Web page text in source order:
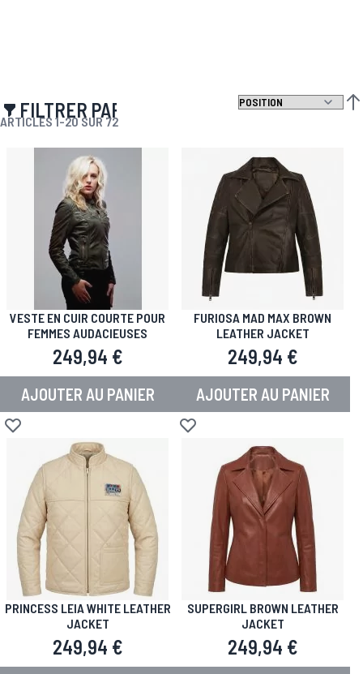
FILTRER PAR
ARTICLES 1-20SUR72
VESTE EN CUIR COURTE POUR
FEMMES AUDACIEUSES
249,94 €
AJOUTER AU PANIER
Ajouter à la liste d'achats
FURIOSA MAD MAX BROWN
LEATHER JACKET
249,94 €
AJOUTER AU PANIER
Ajouter à la liste d'achats
PRINCESS LEIA WHITE LEATHER
JACKET
249,94 €
SUPERGIRL BROWN LEATHER
JACKET
249,94 €